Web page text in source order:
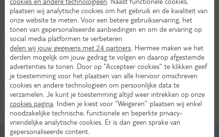
In het centrum gelegen
Hotel Verdi ligt aan de kust van het Italiaanse Jesolo. Het beschikt
over traditioneel ingerichte kamers en zeer vriendelijk personeel.
Ga lekker zonnen aan het strand terwijl de kids aan het zwemmen
zijn in de zee. In het centrum van Jesolo vind je veel leuke winkels
en restaurants in de lieftallige straten. Hier kan je heerlijk uit eten
gaan, of een lekker drankje drinken. En vergeet niet een bezoekje
aan één van de mooiste steden van Italië te brengen; Venetië ligt
op ongeveer een uur afstand met de auto. Een bezoek aan deze
wereldberoemde stad kan natuurlijk missen van je To Do list.
Ligging
plaatsen wij analytische cookies om het gebruik en de kwaliteit van
onze website te meten. Voor een betere gebruikservaring, het
tonen van gepersonaliseerde aanbiedingen en om de ervaring op
social media platformen te verbeteren
delen wij jouw gegevens met 24 partners . Hiermee maken we het
derden mogelijk om jouw gedrag te volgen en daarop afgestemde
advertenties te tonen. Door op “Accepteer cookies” te klikken geef
je toestemming voor het plaatsen van alle hiervoor omschreven
cookies en andere technologieën om persoonlijke data te
verzamelen. Je kunt je toestemming altijd weer intrekken op onze
cookies pagina . Indien je kiest voor “Weigeren” plaatsen wij enkel
noodzakelijke technische, functionele en beperkte privacy-
vriendelijke analytische cookies. Er is dan geen sprake van
gepersonaliseerde content.